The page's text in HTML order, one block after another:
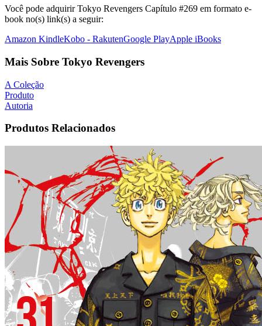
Você pode adquirir Tokyo Revengers Capítulo #269 em formato e-
book no(s) link(s) a seguir:
Amazon KindleKobo - RakutenGoogle PlayApple iBooks
Mais Sobre Tokyo Revengers
A Coleção
Produto
Autoria
Produtos Relacionados